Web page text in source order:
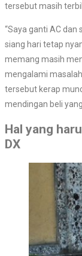
tersebut masih
“Saya ganti AC
siang hari tetap
memang masih
mengalami
tersebut kerap
mendingan beli
Hal yang
DX